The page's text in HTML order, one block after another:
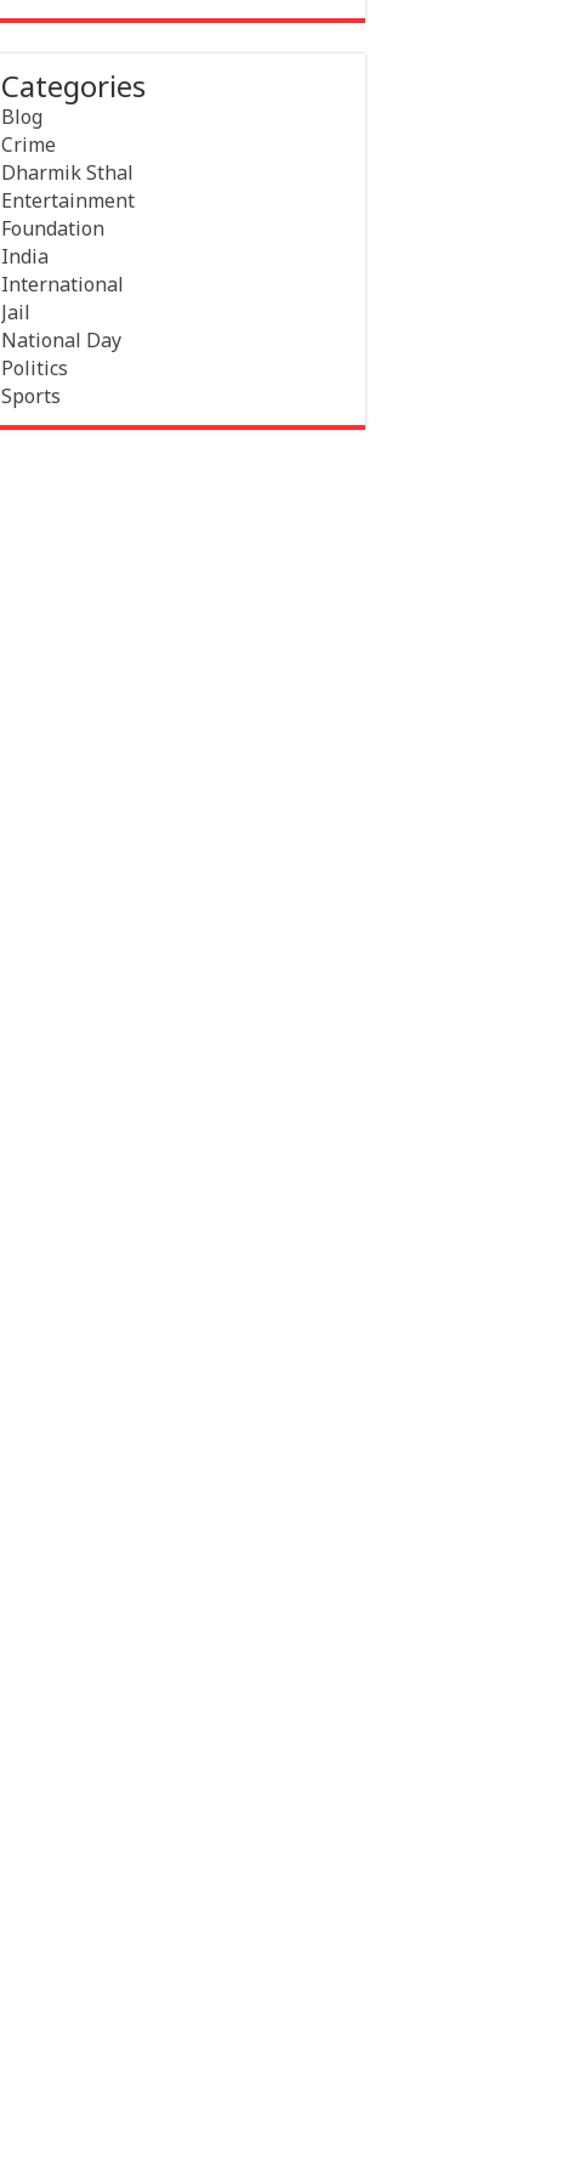
Categories
Blog
Crime
Dharmik Sthal
Entertainment
Foundation
India
International
Jail
National Day
Politics
Sports